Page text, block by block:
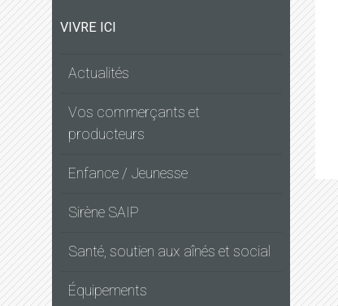
VIVRE ICI
Actualités
Vos commerçants et
producteurs
Enfance / Jeunesse
Sirène SAIP
Santé, soutien aux aînés et social
Équipements